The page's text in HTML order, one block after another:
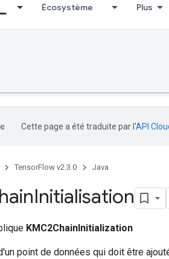
Écosystème Plus
Cette page a été traduite par l'API
TensorFlow v2.3.0 Java
Initialisation
KMC2ChainInitialization
point de données qui doit être